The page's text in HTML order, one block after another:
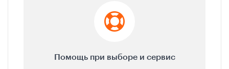
Помощь при выборе и сервис